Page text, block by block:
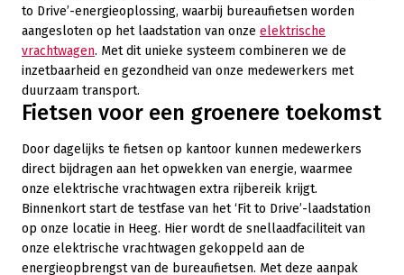
to Drive’-energieoplossing, waarbij bureaufietsen worden
aangesloten op het laadstation van onze elektrische
vrachtwagen. Met dit unieke systeem combineren we de
inzetbaarheid en gezondheid van onze medewerkers met
duurzaam transport.
Fietsen voor een groenere toekomst
Door dagelijks te fietsen op kantoor kunnen medewerkers
direct bijdragen aan het opwekken van energie, waarmee
onze elektrische vrachtwagen extra rijbereik krijgt.
Binnenkort start de testfase van het ‘Fit to Drive’-laadstation
op onze locatie in Heeg. Hier wordt de snellaadfaciliteit van
onze elektrische vrachtwagen gekoppeld aan de
energieopbrengst van de bureaufietsen. Met deze aanpak